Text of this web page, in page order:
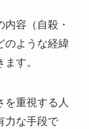
容（自殺・
のような経緯
す。
を重視する人
力な手段で